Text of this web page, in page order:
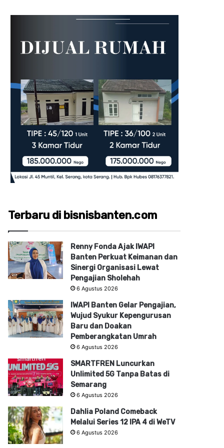
Terbaru di bisnisbanten.com
Renny Fonda Ajak IWAPI
Banten Perkuat Keimanan dan
Sinergi Organisasi Lewat
Pengajian Sholehah
6 Agustus 2026
IWAPI Banten Gelar Pengajian,
Wujud Syukur Kepengurusan
Baru dan Doakan
Pemberangkatan Umrah
6 Agustus 2026
SMARTFREN Luncurkan
Unlimited 5G Tanpa Batas di
Semarang
6 Agustus 2026
Dahlia Poland Comeback
Melalui Series 12 IPA 4 di WeTV
6 Agustus 2026